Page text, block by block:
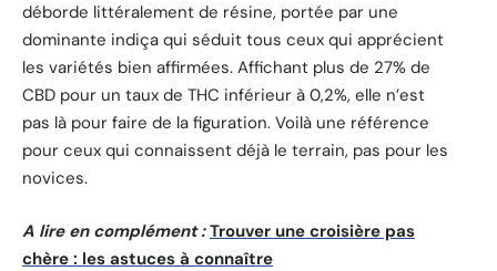
déborde littéralement de résine, portée par une
dominante indiça qui séduit tous ceux qui apprécient
les variétés bien affirmées. Affichant plus de 27% de
CBD pour un taux de THC inférieur à 0,2%, elle n’est
pas là pour faire de la figuration. Voilà une référence
pour ceux qui connaissent déjà le terrain, pas pour les
novices.
A lire en complément : Trouver une croisière pas
chère : les astuces à connaître